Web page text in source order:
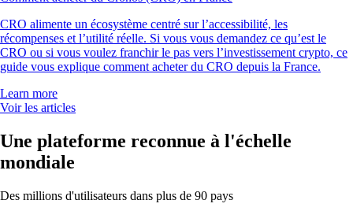
CRO alimente un écosystème centré sur l’accessibilité, les
récompenses et l’utilité réelle. Si vous vous demandez ce qu’est le
CRO ou si vous voulez franchir le pas vers l’investissement crypto, ce
guide vous explique comment acheter du CRO depuis la France.
Learn more
Voir les articles
Une plateforme reconnue à l'échelle
mondiale
Des millions d'utilisateurs dans plus de 90 pays